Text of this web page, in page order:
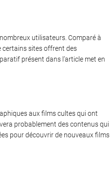
utilisateurs. Comparé à
certains sites offrent des
présent dans l’article met en
aux films cultes qui ont
probablement des contenus qui
pour découvrir de nouveaux films